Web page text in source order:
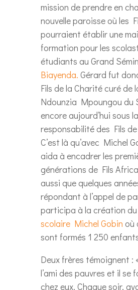
mission de prendre en
nouvelle paroisse où les
pourraient établir une
formation pour les
étudiants au Grand
Biayenda. Gérard fut
Fils de la Charité curé de
Ndounzia Mpoungou du
encore aujourd’hui sous la
responsabilité des Fils
C’est là qu’avec Michel
aida à encadrer les
générations de Fils
aussi que quelques
répondant à l’appel de
participa à la création du
scolaire Michel Gobin où
sont formés 1 250
Deux frères témoignent :
l’ami des pauvres et il se
chez eux. Chaque soir,